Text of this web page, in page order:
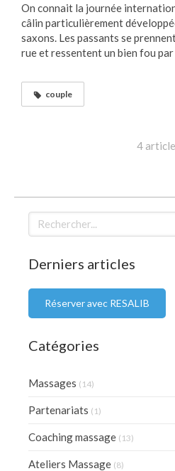
On connait la journée
câlin particulièrement
saxons. Les passants se
rue et ressentent un bien fou
couple
4
Rechercher
Derniers articles
Réserver avec RESALIB
Catégories
Massages (14)
Partenariats (1)
Coaching massage (13)
Ateliers Massage (8)